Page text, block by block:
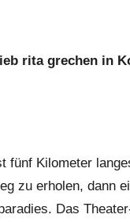
rita grechen in
fünf Kilometer
zu erholen, dann
Das